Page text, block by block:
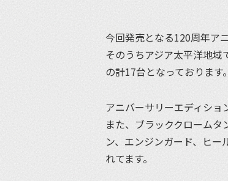
今回発売となる120周年ア
そのうちアジア太平洋地
の計17台となっております。
アニバーサリーエディシ
また、ブラッククローム
ン、エンジンガード、ヒ
れてます。